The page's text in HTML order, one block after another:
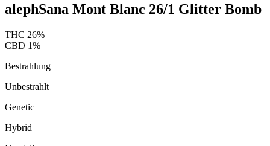
alephSana Mont Blanc 26/1 Glitter Bomb
THC 26%
CBD 1%
Bestrahlung
Unbestrahlt
Genetic
Hybrid